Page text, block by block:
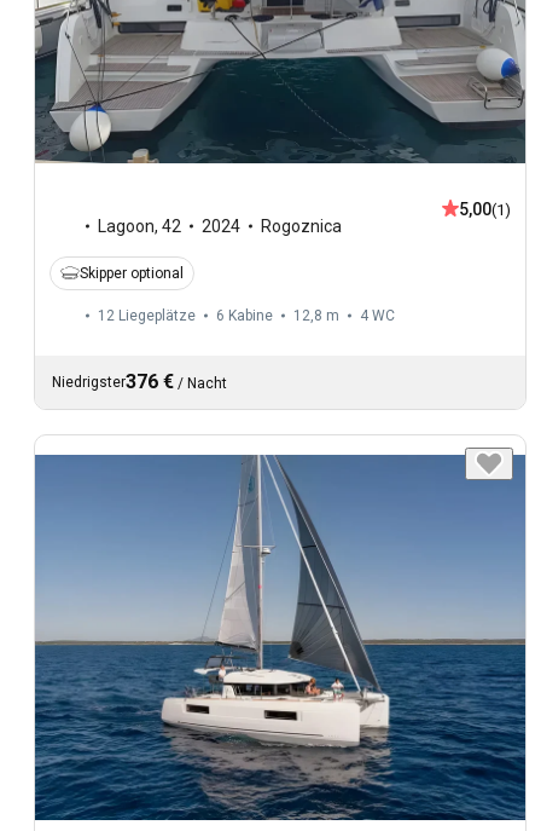
Lagoon, 42 2024 Rogoznica
5,00(1)
Skipper optional
12 Liegeplätze 6 Kabine 12,8 m 4 WC
Niedrigster376 € / Nacht